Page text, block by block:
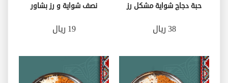
حبة دجاج شواية مشكل رز
38 ريال
نصف شواية و رز بشاور
19 ريال